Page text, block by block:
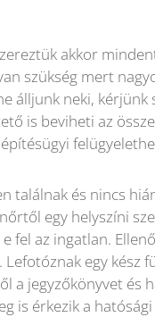
akkor
szükség mert
álljunk neki,
is beviheti az
találnak és nincs
egy helyszíni
fel az ingatlan.
egy kész
a jegyzőkönyvet
is érkezik a